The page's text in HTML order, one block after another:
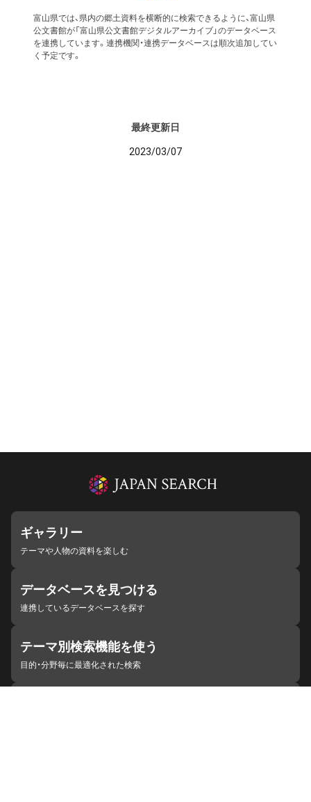
富山県では、県内の郷土資料を横断的に検索できるように、富山県
公文書館が「富山県公文書館デジタルアーカイブ」のデータベース
を連携しています。連携機関・連携データベースは順次追加してい
く予定です。
最終更新日
2023/03/07
ギャラリー
テーマや人物の資料を楽しむ
データベースを見つける
連携しているデータベースを探す
テーマ別検索機能を使う
目的・分野毎に最適化された検索